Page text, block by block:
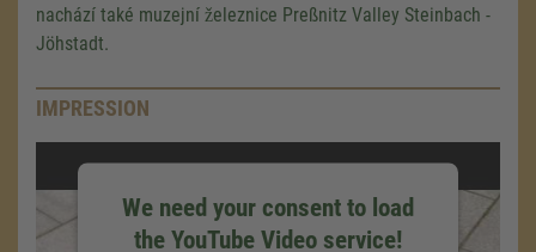
nachází také muzejní železnice Preßnitz Valley Steinbach -
Jöhstadt.
IMPRESSION
We need your consent to load
the YouTube Video service!